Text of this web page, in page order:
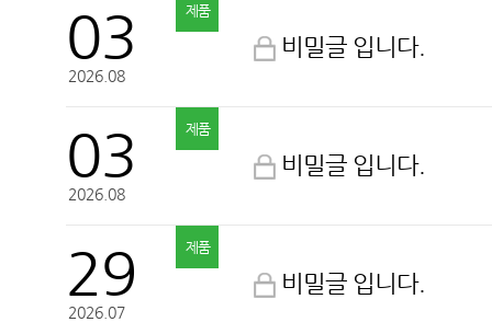
03
2026.08
제품
비밀글 입니다.
03
2026.08
제품
비밀글 입니다.
29
2026.07
제품
비밀글 입니다.